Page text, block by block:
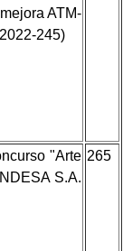
ATM-
245)
"Arte
S.A.
265